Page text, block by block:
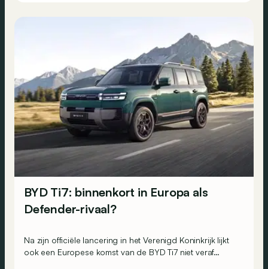
BYD Ti7: binnenkort in Europa als
Defender-rivaal?
Na zijn officiële lancering in het Verenigd Koninkrijk lijkt
ook een Europese komst van de BYD Ti7 niet veraf…